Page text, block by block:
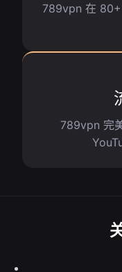
789vpn 在 80+
789vpn 完